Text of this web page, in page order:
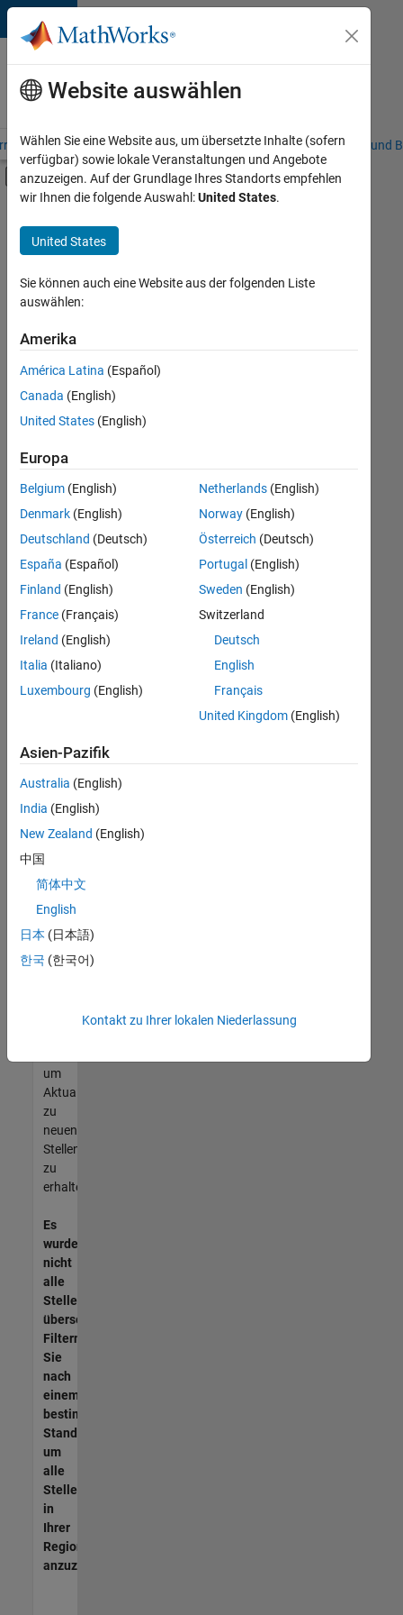
Weiter zum Inhalt
Karriere
bei
MathWorks
– Übersicht Stellensuche Niederlassungen Studierende und
Umschaltung für Off-Canvas-
Hauptinhalt
Advanced Support
Product Development
Release Engineering
+2
Derzeit
es
keine
offenen
Stellen,
Ihren
Suchkriterien
entsprechen.
können
die
Suchkriterien
weiter
fassen
oder
alle
Stellenangebote
anzeigen .
noch
keine
offenen
Stellen
können,
die
Ihren
entsprechen,
werden
unseres
um
Aktualisierungen
zu
neuen
Stellenangeboten
zu
erhalten.
Es
wurden
nicht
alle
Stellen
übersetzt.
Filtern
Sie
nach
einem
bestimmten
Standort,
um
alle
Stellenangebote
in
Ihrer
Region
anzuzeigen.
Website auswählen
Wählen Sie eine Website aus, um übersetzte Inhalte (sofern
verfügbar) sowie lokale Veranstaltungen und Angebote
anzuzeigen. Auf der Grundlage Ihres Standorts empfehlen
wir Ihnen die folgende Auswahl:United States.
United States
Sie können auch eine Website aus der folgenden Liste
auswählen:
Amerika
América Latina (Español)
Canada (English)
United States (English)
Europa
Belgium (English)
Denmark (English)
Deutschland (Deutsch)
España (Español)
Finland (English)
France (Français)
Ireland (English)
Italia (Italiano)
Luxembourg (English)
Netherlands(English)
Norway(English)
Österreich (Deutsch)
Portugal (English)
Sweden (English)
Switzerland
Deutsch
English
Français
United Kingdom(English)
Asien-Pazifik
Australia (English)
India (English)
New Zealand (English)
中国
简体中文
English
日本 (日本語)
한국 (한국어)
Kontakt zu Ihrer lokalen Niederlassung